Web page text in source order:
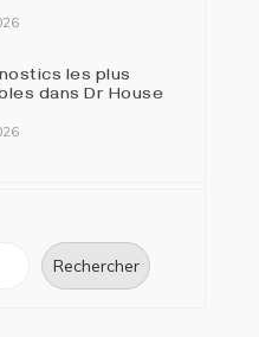
les plus
dans Dr House
Rechercher